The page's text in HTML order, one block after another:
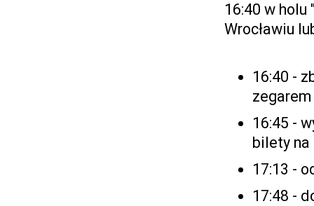
16:40 w holu
Wrocławiu
16:40 -
zegarem
16:45 -
bilety na
17:13 -
17:48 -